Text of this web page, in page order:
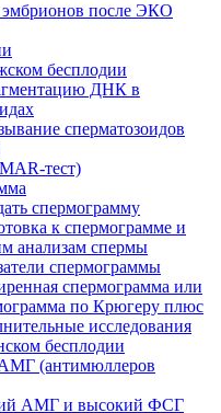
эмбрионов после ЭКО
бесплодии
ДНК в
сперматозоидов
тест)
спермограмму
к спермограмме и
анализам спермы
спермограммы
спермограмма или
по Крюгеру плюс
исследования
бесплодии
(антимюллеров
АМГ и высокий ФСГ